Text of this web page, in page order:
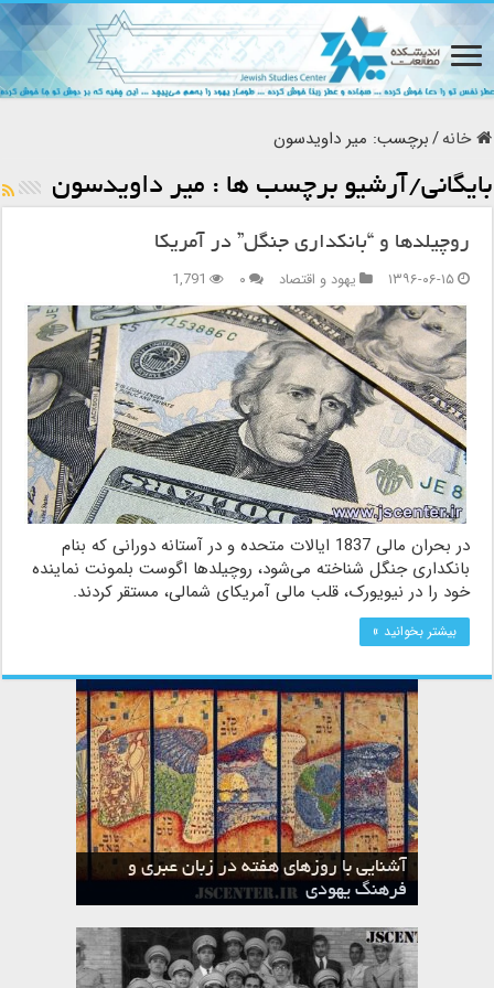
خانه/برچسب: میر داویدسون
بایگانی/آرشیو برچسب ها : میر داویدسون
روچیلدها و “بانکداری جنگل” در آمریکا
۱۳۹۶-۰۶-۱۵
یهود و اقتصاد ۰ 1,791
در بحران مالی 1837 ایالات متحده و در آستانه دورانی که بنام
بانکداری جنگل شناخته می‌شود، روچیلدها اگوست بلمونت نماینده
خود را در نیویورک، قلب مالی آمریکای شمالی، مستقر کردند.
بیشتر بخوانید »
آشنایی با روزهای هفته در زبان عبری و
فرهنگ یهودی
ماه نیسان در تقویم عبری و میراث یهود
تقویم عبری
ماه شواط در تقویم عبری و میراث یهود
ماه طوت در تقویم عبری و میراث یهود
ماه حشوان در تقویم عبری و میراث یهود
ماه تیشری در تقویم عبری و میراث یهود
ماه الول در تقویم عبری و میراث یهود